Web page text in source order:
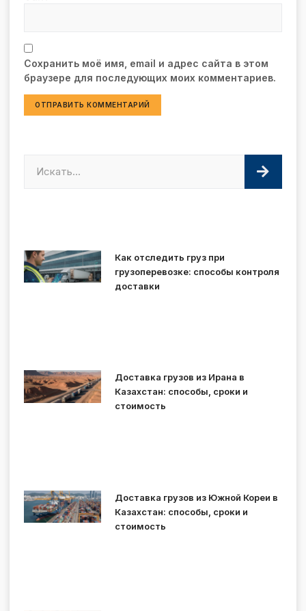
Сохранить моё имя, email и адрес сайта в этом
браузере для последующих моих комментариев.
Как отследить груз при
грузоперевозке: способы контроля
доставки
Доставка грузов из Ирана в
Казахстан: способы, сроки и
стоимость
Доставка грузов из Южной Кореи в
Казахстан: способы, сроки и
стоимость